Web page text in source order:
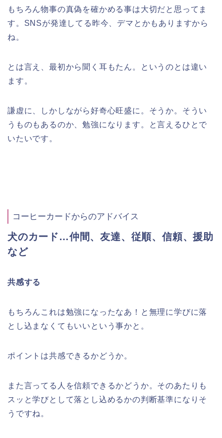
もちろん物事の真偽を確かめる事は大切だと思ってま
す。SNSが発達してる昨今、デマとかもありますから
ね。
とは言え、最初から聞く耳もたん。というのとは違い
ます。
謙虚に、しかしながら好奇心旺盛に。そうか。そうい
うものもあるのか、勉強になります。と言えるひとで
いたいです。
コーヒーカードからのアドバイス
犬のカード…仲間、友達、従順、信頼、援助
など
共感する
もちろんこれは勉強になったなあ！と無理に学びに落
とし込まなくてもいいという事かと。
ポイントは共感できるかどうか。
また言ってる人を信頼できるかどうか。そのあたりも
スッと学びとして落とし込めるかの判断基準になりそ
うですね。